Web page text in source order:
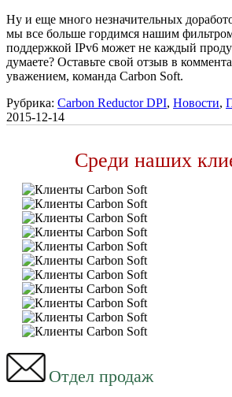
Ну и еще много незначительных
мы все больше гордимся нашим
поддержкой IPv6 может не каждый
думаете? Оставьте свой отзыв в
уважением, команда Carbon Soft.
Рубрика: Carbon Reductor DPI, Новости,
2015-12-14
Среди наших
Отдел продаж